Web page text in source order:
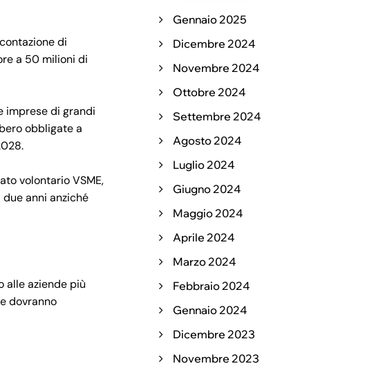
di
a 50 milioni di
imprese di grandi
obbligate a
volontario VSME,
anni anziché
alle aziende più
dovranno
Gennaio 2025
Dicembre 2024
Novembre 2024
Ottobre 2024
Settembre 2024
Agosto 2024
Luglio 2024
Giugno 2024
Maggio 2024
Aprile 2024
Marzo 2024
Febbraio 2024
Gennaio 2024
Dicembre 2023
Novembre 2023